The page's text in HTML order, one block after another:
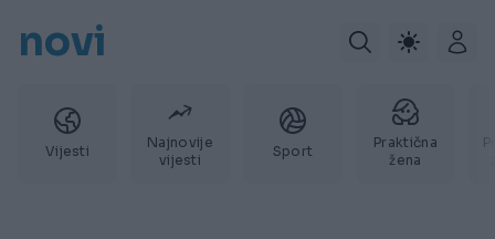
novi
Vijesti
Najnovije
vijesti
Sport
Praktična
žena